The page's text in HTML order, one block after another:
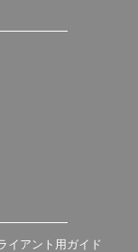
イアント用ガイド